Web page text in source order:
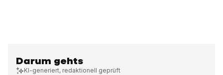
Darum gehts
KI-generiert, redaktionell geprüft